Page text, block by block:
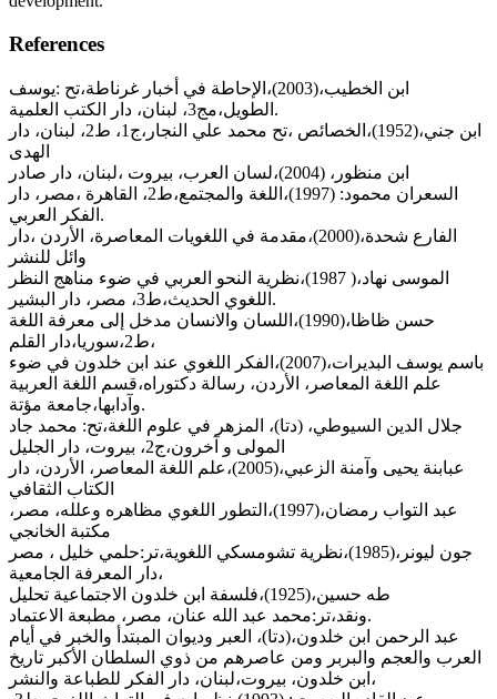
References
ابن الخطيب،(2003)،الإحاطة في أخبار غرناطة،تح :يوسف
الطويل،مج3، لبنان، دار الكتب العلمية.
ابن جني،(1952)،الخصائص ،تح محمد علي النجار،ج1، ط2، لبنان، دار
الهدى
ابن منظور، (2004)،لسان العرب، بيروت ،لبنان، دار صادر
السعران محمود: (1997)،اللغة والمجتمع،ط2، القاهرة ،مصر، دار
الفكر العربي.
الفارع شحدة،(2000)،مقدمة في اللغويات المعاصرة، الأردن ،دار
وائل للنشر
الموسى نهاد،( 1987)،نظرية النحو العربي في ضوء مناهج النظر
اللغوي الحديث،ط3، مصر، دار البشير.
حسن ظاظا،(1990)،اللسان والانسان مدخل إلى معرفة اللغة
،ط2،سوريا،دار القلم
باسم يوسف البديرات،(2007)،الفكر اللغوي عند ابن خلدون في ضوء
علم اللغة المعاصر، الأردن، رسالة دكتوراه،قسم اللغة العربية
وآدابها،جامعة مؤتة.
جلال الدين السيوطي، (دتا)، المزهر في علوم اللغة،تح: محمد جاد
المولى و آخرون،ج2، بيروت، دار الجليل
عبابنة يحيى وآمنة الزعبي،(2005)،علم اللغة المعاصر، الأردن، دار
الكتاب الثقافي
عبد التواب رمضان،(1997)،التطور اللغوي مظاهره وعلله، مصر،
مكتبة الخانجي
جون ليونر،(1985)،نظرية تشومسكي اللغوية،تر:حلمي خليل ، مصر
،دار المعرفة الجامعية
طه حسين،(1925)،فلسفة ابن خلدون الاجتماعية تحليل
ونقد،تر:محمد عبد الله عنان، مصر، مطبعة الاعتماد.
عبد الرحمن ابن خلدون،(دتا)، العبر وديوان المبتدأ والخبر في أيام
العرب والعجم والبربر ومن عاصرهم من ذوي السلطان الأكبر تاريخ
ابن خلدون، بيروت،لبنان، دار الفكر للطباعة والنشر،